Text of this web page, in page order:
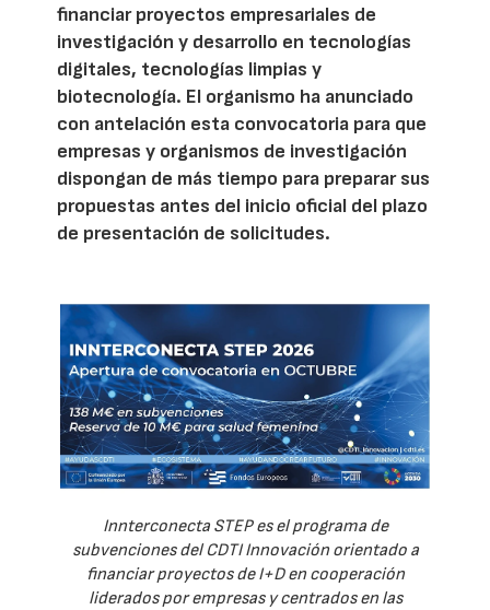
financiar proyectos empresariales de
investigación y desarrollo en tecnologías
digitales, tecnologías limpias y
biotecnología. El organismo ha anunciado
con antelación esta convocatoria para que
empresas y organismos de investigación
dispongan de más tiempo para preparar sus
propuestas antes del inicio oficial del plazo
de presentación de solicitudes.
Innterconecta STEP es el programa de
subvenciones del CDTI Innovación orientado a
financiar proyectos de I+D en cooperación
liderados por empresas y centrados en las